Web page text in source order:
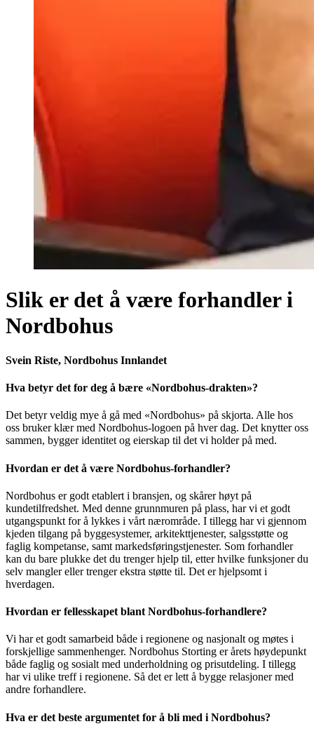
Slik er det å være forhandler i
Nordbohus
Svein Riste, Nordbohus Innlandet
Hva betyr det for deg å bære «Nordbohus-drakten»?
Det betyr veldig mye å gå med «Nordbohus» på skjorta. Alle hos
oss bruker klær med Nordbohus-logoen på hver dag. Det knytter oss
sammen, bygger identitet og eierskap til det vi holder på med.
Hvordan er det å være Nordbohus-forhandler?
Nordbohus er godt etablert i bransjen, og skårer høyt på
kundetilfredshet. Med denne grunnmuren på plass, har vi et godt
utgangspunkt for å lykkes i vårt nærområde. I tillegg har vi gjennom
kjeden tilgang på byggesystemer, arkitekttjenester, salgsstøtte og
faglig kompetanse, samt markedsføringstjenester. Som forhandler
kan du bare plukke det du trenger hjelp til, etter hvilke funksjoner du
selv mangler eller trenger ekstra støtte til. Det er hjelpsomt i
hverdagen.
Hvordan er fellesskapet blant Nordbohus-forhandlere?
Vi har et godt samarbeid både i regionene og nasjonalt og møtes i
forskjellige sammenhenger. Nordbohus Storting er årets høydepunkt
både faglig og sosialt med underholdning og prisutdeling. I tillegg
har vi ulike treff i regionene. Så det er lett å bygge relasjoner med
andre forhandlere.
Hva er det beste argumentet for å bli med i Nordbohus?